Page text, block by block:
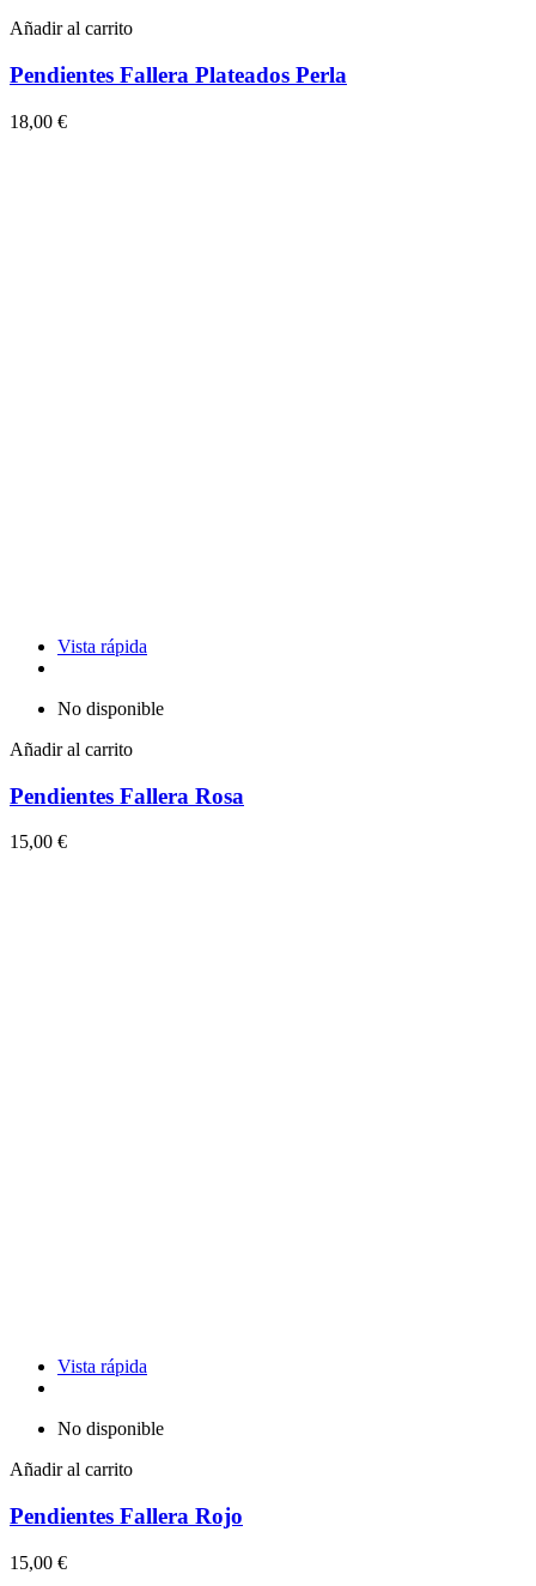
Añadir al carrito
Pendientes Fallera Plateados Perla
18,00 €
Vista rápida
No disponible
Añadir al carrito
Pendientes Fallera Rosa
15,00 €
Vista rápida
No disponible
Añadir al carrito
Pendientes Fallera Rojo
15,00 €